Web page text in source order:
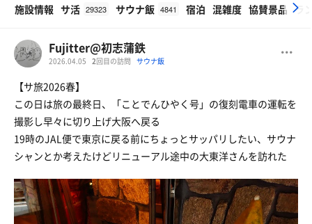
施設情報 サ活 29323 サウナ飯 4841 宿泊 混雑度 協賛景品 ラ
Fujitter@初志蒲鉄
2026.04.05 2回目の訪問 サウナ飯
【サ旅2026春】
この日は旅の最終日、「ことでんひやく号」の復刻電車の運転を
撮影し早々に切り上げ大阪へ戻る
19時のJAL便で東京に戻る前にちょっとサッパリしたい、サウナ
シャンとか考えたけどリニューアル途中の大東洋さんを訪れた